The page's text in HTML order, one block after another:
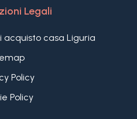
Legali
casa Liguria
Policy
Policy